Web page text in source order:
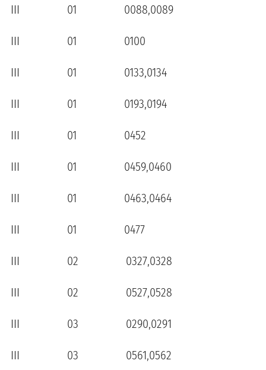
III 01 0088,0089
III 01 0100
III 01 0133,0134
III 01 0193,0194
III 01 0452
III 01 0459,0460
III 01 0463,0464
III 01 0477
III 02 0327,0328
III 02 0527,0528
III 03 0290,0291
III 03 0561,0562